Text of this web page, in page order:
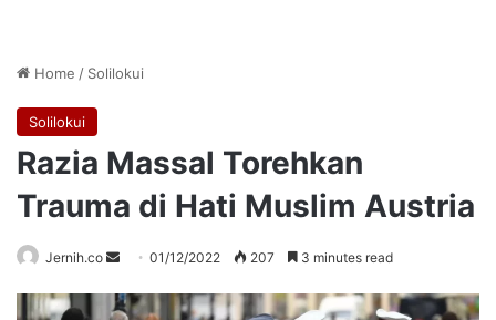
Home / Solilokui
Solilokui
Razia Massal Torehkan
Trauma di Hati Muslim Austria
Jernih.co
Send
email
01/12/2022 207 3 minutes read